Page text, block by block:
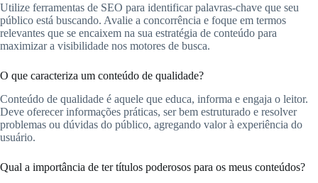
Utilize ferramentas de SEO para identificar palavras-chave que seu
público está buscando. Avalie a concorrência e foque em termos
relevantes que se encaixem na sua estratégia de conteúdo para
maximizar a visibilidade nos motores de busca.
O que caracteriza um conteúdo de qualidade?
Conteúdo de qualidade é aquele que educa, informa e engaja o leitor.
Deve oferecer informações práticas, ser bem estruturado e resolver
problemas ou dúvidas do público, agregando valor à experiência do
usuário.
Qual a importância de ter títulos poderosos para os meus conteúdos?